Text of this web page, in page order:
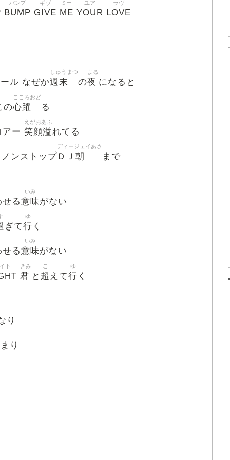
BUMP
バンプ
GIVE
ギヴ
ME
ミー
YOUR
ユア
LOVE
ラヴ
ル なぜか週末
しゅうまつ
の夜
よる
になると
の心躍
こころおど
る
アー 笑顔溢
えがおあふ
れてる
ンストップ ＤＪ朝
ディージェイあさ
まで
せる意味
いみ
がない
ぎて行
ゆ
く
せる意味
いみ
がない
ト
君
きみ
と 超
こ
えて行
ゆ
く
り
まり